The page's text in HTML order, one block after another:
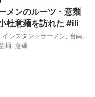
メンのルーツ・意麺
杜意麺を訪れた #ili
インスタントラーメン 台南
麺 意麺